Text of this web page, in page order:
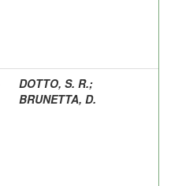
DOTTO, S. R.;
BRUNETTA, D.